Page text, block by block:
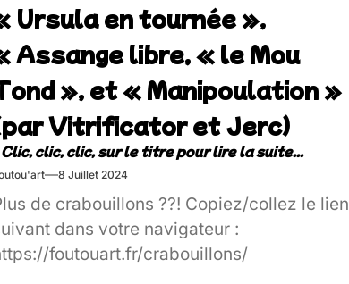
Ursula en tournée »,
Assange libre, « le Mou
», et « Manipoulation »
Vitrificator et Jerc)
8 Juillet 2024
de crabouillons ??! Copiez/collez le lien
dans votre navigateur :
foutouart.fr/crabouillons/